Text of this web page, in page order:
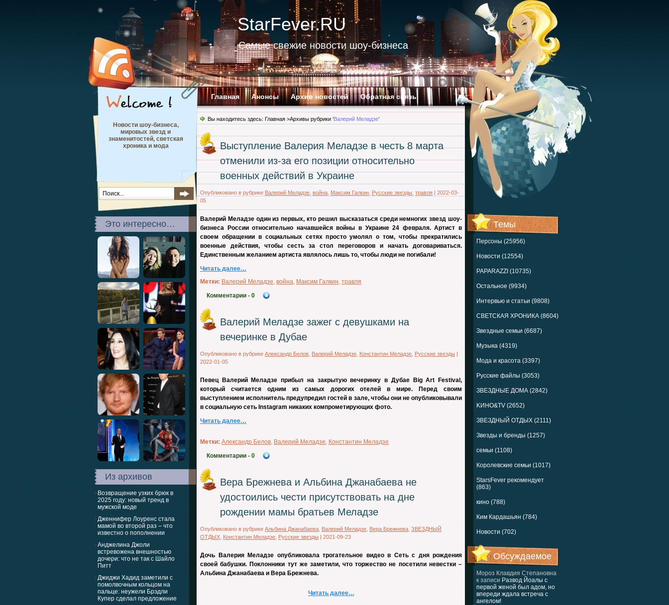
StarFever.RU
Самые свежие новости шоу-бизнеса
Главная Анонсы Архив новостей Обратная связь
Темы
Персоны (25956)
Новости (12554)
PAPARAZZI (10735)
Остальное (9934)
Интервью и статьи (9808)
СВЕТСКАЯ ХРОНИКА (8604)
Звездные семьи (6687)
Музыка (4319)
Мода и красота (3397)
Русские файлы (3053)
ЗВЕЗДНЫЕ ДОМА (2842)
KИНО&TV (2652)
ЗВЕЗДНЫЙ ОТДЫХ (2111)
Звезды и бренды (1257)
семьи (1108)
Королевские семьи (1017)
StarsFever рекомендует
(863)
кино (788)
Ким Кардашьян (784)
Новости (702)
Обсуждаемое
Мороз Клавдия Степановна
к записи Развод Йоалы с
первой женой был адом, но
впереди ждала встреча с
ангелом!
Новости шоу-бизнеса,
мировых звезд и
знаменитостей, светская
хроника и мода
Это интересно…
Из архивов
Возвращение узких брюк в
2025 году: новый тренд в
мужской моде
Дженнифер Лоуренс стала
мамой во второй раз – что
известно о пополнении
Анджелина Джоли
встревожена внешностью
дочери: что не так с Шайло
Питт
Джиджи Хадид заметили с
помолвочным кольцом на
пальце: неужели Брэдли
Купер сделал предложение
Вы находитесь здесь: Главная >Архивы рубрики ‘Валерий Меладзе’
Выступление Валерия Меладзе в честь 8 марта
отменили из-за его позиции относительно
военных действий в Украине
Опубликовано в рубрике Валерий Меладзе война Максим Галкин Русские звезды травля | 2022-03-
05
Валерий Меладзе один из первых, кто решил высказаться среди немногих звезд шоу-
бизнеса России относительно начавшейся войны в Украине 24 февраля. Артист в
своем обращении в социальных сетях просто умолял о том, чтобы прекратились
военные действия, чтобы сесть за стол переговоров и начать договариваться.
Единственным желанием артиста являлось лишь то, чтобы люди не погибали!
Читать далее…
Метки: Валерий Меладзе, война, Максим Галкин, травля
Комментарии - 0
Валерий Меладзе зажег с девушками на
вечеринке в Дубае
Опубликовано в рубрике Александр Белов Валерий Меладзе Константин Меладзе Русские звезды |
2022-01-05
Певец Валерий Меладзе прибыл на закрытую вечеринку в Дубае Big Art Festival,
который считается одним из самых дорогих отелей в мире. Перед своим
выступлением исполнитель предупредил гостей в зале, чтобы они не опубликовывали
в социальную сеть Instagram никаких компрометирующих фото.
Читать далее…
Метки: Александр Белов, Валерий Меладзе, Константин Меладзе
Комментарии - 0
Вера Брежнева и Альбина Джанабаева не
удостоились чести присутствовать на дне
рождении мамы братьев Меладзе
Опубликовано в рубрике Альбина Джанабаева Валерий Меладзе Вера Брежнева ЗВЕЗДНЫЙ
ОТДЫХ Константин Меладзе Русские звезды | 2021-09-23
Дочь Валерия Меладзе опубликовала трогательное видео в Сеть с дня рождения
своей бабушки. Поклонники тут же заметили, что торжество не посетили невестки –
Альбина Джанабаева и Вера Брежнева.
Читать далее…